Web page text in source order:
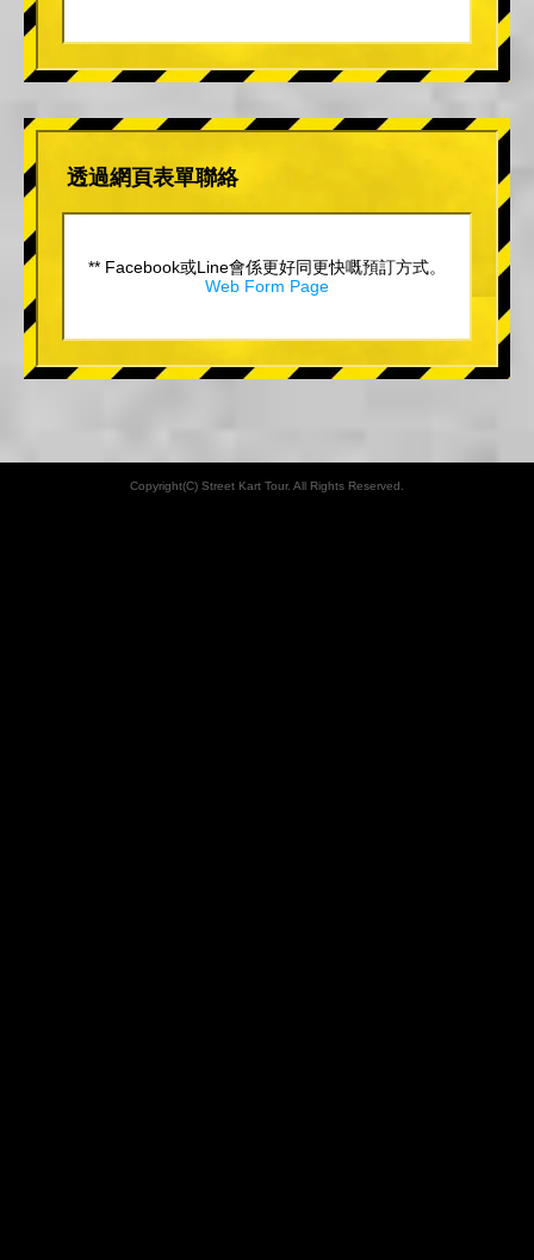
透過網頁表單聯絡
** Facebook或Line會係更好同更快嘅預訂方式。
Web Form Page
Copyright(C) Street Kart Tour. All Rights Reserved.